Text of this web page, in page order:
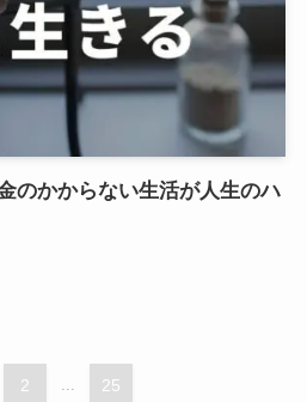
のかからない生活が人生のハ
2 ... 25